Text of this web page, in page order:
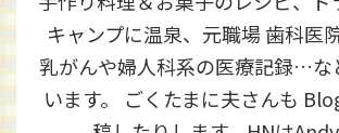
キャンプに温泉、元職場 歯科医
乳がんや婦人科系の医療記録…な
います。 ごくたまに夫さんも